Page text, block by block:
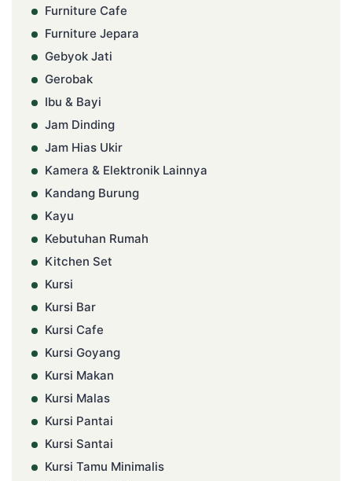
Furniture Cafe
Furniture Jepara
Gebyok Jati
Gerobak
Ibu & Bayi
Jam Dinding
Jam Hias Ukir
Kamera & Elektronik Lainnya
Kandang Burung
Kayu
Kebutuhan Rumah
Kitchen Set
Kursi
Kursi Bar
Kursi Cafe
Kursi Goyang
Kursi Makan
Kursi Malas
Kursi Pantai
Kursi Santai
Kursi Tamu Minimalis